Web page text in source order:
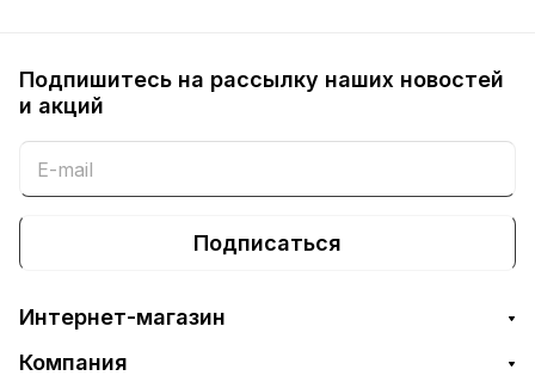
Подпишитесь на рассылку наших новостей
и акций
Подписаться
Интернет-магазин
Компания